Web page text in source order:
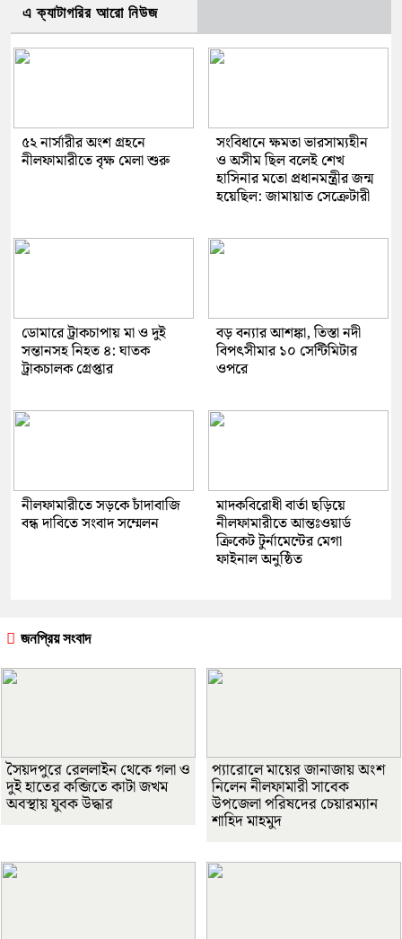
এ ক্যাটাগরির আরো নিউজ
৫২ নার্সারীর অংশ গ্রহনে
নীলফামারীতে বৃক্ষ মেলা শুরু
সংবিধানে ক্ষমতা ভারসাম্যহীন
ও অসীম ছিল বলেই শেখ
হাসিনার মতো প্রধানমন্ত্রীর জন্ম
হয়েছিল: জামায়াত সেক্রেটারী
ডোমারে ট্রাকচাপায় মা ও দুই
সন্তানসহ নিহত ৪: ঘাতক
ট্রাকচালক গ্রেপ্তার
বড় বন্যার আশঙ্কা, তিস্তা নদী
বিপৎসীমার ১০ সেন্টিমিটার
ওপরে
নীলফামারীতে সড়কে চাঁদাবাজি
বন্ধ দাবিতে সংবাদ সম্মেলন
মাদকবিরোধী বার্তা ছড়িয়ে
নীলফামারীতে আন্তঃওয়ার্ড
ক্রিকেট টুর্নামেন্টের মেগা
ফাইনাল অনুষ্ঠিত
জনপ্রিয় সংবাদ
সৈয়দপুরে রেললাইন থেকে গলা ও
দুই হাতের কব্জিতে কাটা জখম
অবস্থায় যুবক উদ্ধার
প্যারোলে মায়ের জানাজায় অংশ
নিলেন নীলফামারী সাবেক
উপজেলা পরিষদের চেয়ারম্যান
শাহিদ মাহমুদ